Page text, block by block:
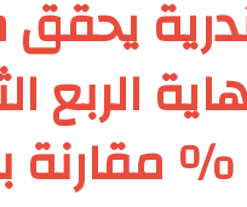
بزيادة 36.8 %